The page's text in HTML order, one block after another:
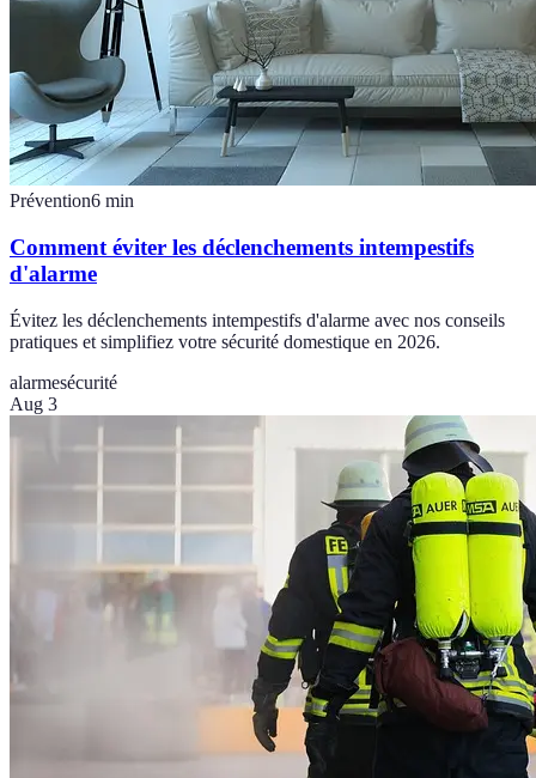
Prévention6 min
Comment éviter les déclenchements intempestifs
d'alarme
Évitez les déclenchements intempestifs d'alarme avec nos conseils
pratiques et simplifiez votre sécurité domestique en 2026.
alarmesécurité
Aug 3